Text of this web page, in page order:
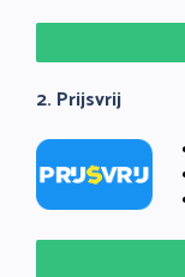
2. Prijsvrij